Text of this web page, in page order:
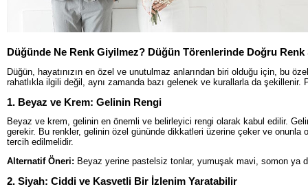
Düğünde Ne Renk Giyilmez? Düğün Törenlerinde Doğru Renk
Düğün, hayatınızın en özel ve unutulmaz anlarından biri olduğu için, bu
rahatlıkla ilgili değil, aynı zamanda bazı gelenek ve kurallarla da
1. Beyaz ve Krem: Gelinin Rengi
Beyaz ve krem, gelinin en önemli ve belirleyici rengi olarak kabul edilir.
gerekir. Bu renkler, gelinin özel gününde dikkatleri üzerine çeker ve
tercih edilmelidir.
Alternatif Öneri: Beyaz yerine pastelsiz tonlar, yumuşak mavi, somon ya
2. Siyah: Ciddi ve Kasvetli Bir İzlenim Yaratabilir